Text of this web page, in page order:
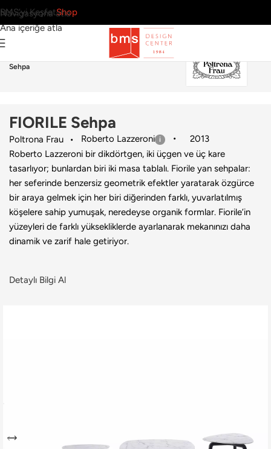
Navigasyona atla
Ana içeriğe atla
BMS’yi KeşfetShop
Poltrona Frau›FIORILE
Sehpa
FIORILE Sehpa
Poltrona Frau Roberto Lazzeroni
2013
Roberto Lazzeroni bir dikdörtgen, iki üçgen ve üç kare
tasarlıyor; bunlardan biri iki masa tablalı. Fiorile yan sehpalar:
her seferinde benzersiz geometrik efektler yaratarak özgürce
bir araya gelmek için her biri diğerinden farklı, yuvarlatılmış
köşelere sahip yumuşak, neredeyse organik formlar. Fiorile’in
yüzeyleri de farklı yüksekliklerde ayarlanarak mekanınızı daha
dinamik ve zarif hale getiriyor.
Detaylı Bilgi Al